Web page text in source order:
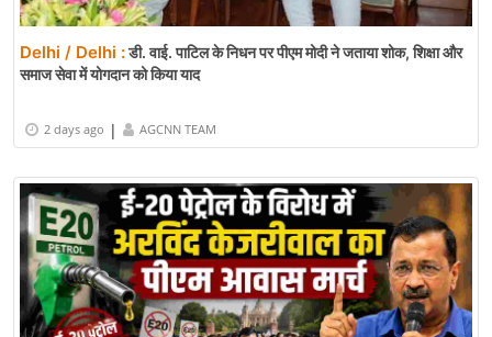
Delhi / Delhi :डी. वाई. पाटिल के निधन पर पीएम मोदी ने जताया शोक, शिक्षा और
समाज सेवा में योगदान को किया याद
2 days ago | AGCNN TEAM